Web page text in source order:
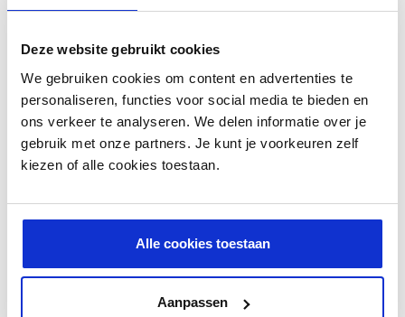
Deze website gebruikt cookies
We gebruiken cookies om content en advertenties te
personaliseren, functies voor social media te bieden en
ons verkeer te analyseren. We delen informatie over je
gebruik met onze partners. Je kunt je voorkeuren zelf
kiezen of alle cookies toestaan.
Alle cookies toestaan
Aanpassen
Meguiar's Final Inspection
AJOUTER AU PANIER